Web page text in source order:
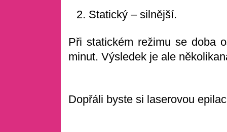
Statický – silnější.
Při statickém režimu se doba
minut. Výsledek je ale
Dopřáli byste si laserovou